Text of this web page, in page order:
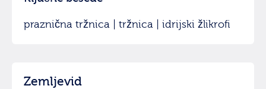
praznična tržnica | tržnica | idrijski žlikrofi
Zemljevid